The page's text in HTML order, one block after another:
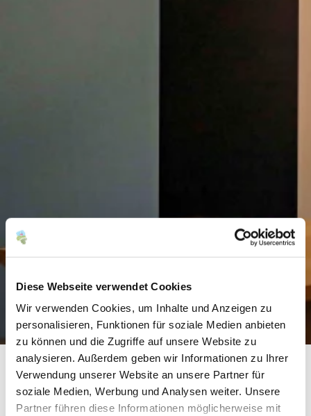
Diese Webseite verwendet Cookies
Wir verwenden Cookies, um Inhalte und Anzeigen zu
personalisieren, Funktionen für soziale Medien anbieten
zu können und die Zugriffe auf unsere Website zu
analysieren. Außerdem geben wir Informationen zu Ihrer
Verwendung unserer Website an unsere Partner für
soziale Medien, Werbung und Analysen weiter. Unsere
Partner führen diese Informationen möglicherweise mit